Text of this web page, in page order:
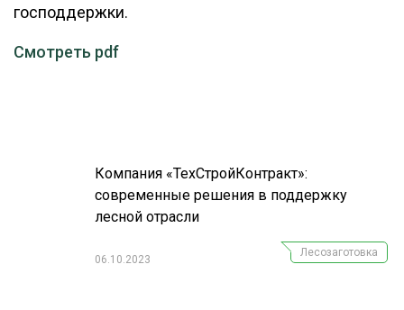
господдержки.
Смотреть pdf
Компания «ТехСтройКонтракт»:
современные решения в поддержку
лесной отрасли
06.10.2023
Лесозаготовка